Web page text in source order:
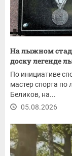
На лыжном
доску легенде
По инициативе
мастер спорта
Беликов, на...
05.08.2026